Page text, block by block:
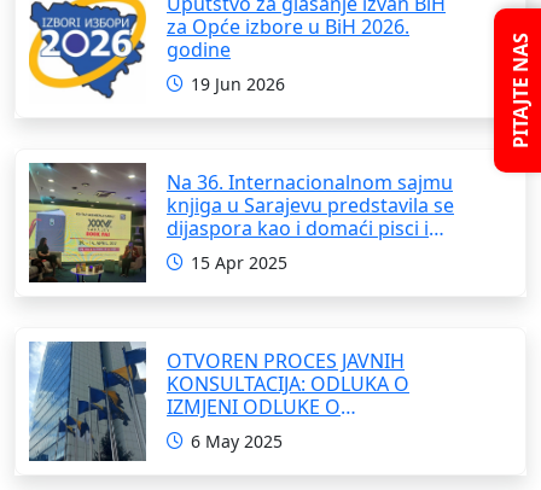
PITAJTE NAS
za Opće izbore u BiH 2026.
godine
19 Jun 2026
Na 36. Internacionalnom sajmu
knjiga u Sarajevu predstavila se
dijaspora kao i domaći pisci i
umjetnici
15 Apr 2025
OTVOREN PROCES JAVNIH
KONSULTACIJA: ODLUKA O
IZMJENI ODLUKE O
FORMIRANJU INTERRESORNE
RADNE GRUPE ZA IZRADU
OKVIRNOG ZAKONA O
6 May 2025